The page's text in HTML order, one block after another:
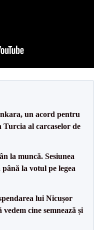
un acord pentru
al carcaselor de
la muncă. Sesiunea
la votul pe legea
lui Nicușor
cine semnează și